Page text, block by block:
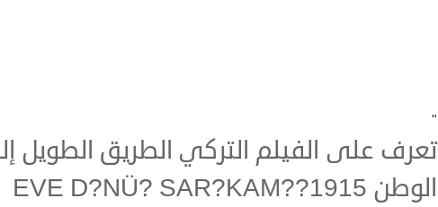
"
تعرف على الفيلم التركي الطريق الطويل
الوطن EVE D?NÜ? SAR?KAM??1915